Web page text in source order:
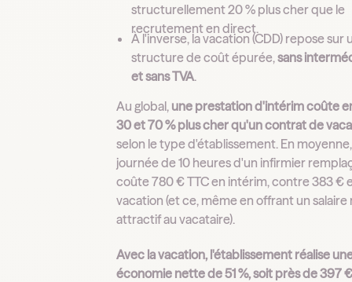
structurellement 20 % plus cher que le
recrutement en direct.
À l'inverse, la vacation (CDD) repose sur
structure de coût épurée,sans
et sans TVA.
Au global, une prestation d'intérim coûte
30 et 70 % plus cher qu'un contrat de
selon le type d'établissement. En
journée de 10 heures d'un infirmier
coûte 780 € TTC en intérim, contre 383 €
vacation (et ce, même en offrant un salaire
attractif au vacataire).
Avec la vacation, l'établissement réalise
économie nette de 51 %, soit près de 397